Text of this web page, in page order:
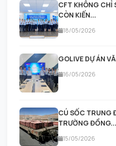
CFT KHÔNG CHỈ
CÒN KIẾN...
18/05/2026
GOLIVE DỰ ÁN
16/05/2026
CÚ SỐC TRUNG
TRƯỜNG ĐỒNG...
15/05/2026